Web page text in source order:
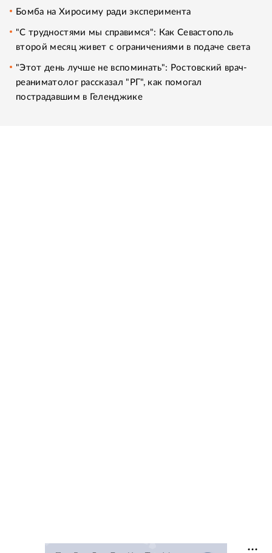
Бомба на Хиросиму ради эксперимента
"С трудностями мы справимся": Как Севастополь
второй месяц живет с ограничениями в подаче света
"Этот день лучше не вспоминать": Ростовский врач-
реаниматолог рассказал "РГ", как помогал
пострадавшим в Геленджике